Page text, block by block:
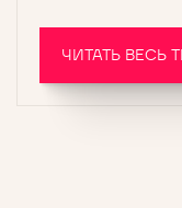
ЧИТАТЬ ВЕСЬ